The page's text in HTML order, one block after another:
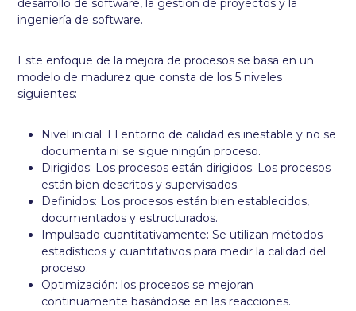
desarrollo de software, la gestión de proyectos y la
ingeniería de software.
Este enfoque de la mejora de procesos se basa en un
modelo de madurez que consta de los 5 niveles
siguientes:
Nivel inicial: El entorno de calidad es inestable y no se
documenta ni se sigue ningún proceso.
Dirigidos: Los procesos están dirigidos: Los procesos
están bien descritos y supervisados.
Definidos: Los procesos están bien establecidos,
documentados y estructurados.
Impulsado cuantitativamente: Se utilizan métodos
estadísticos y cuantitativos para medir la calidad del
proceso.
Optimización: los procesos se mejoran
continuamente basándose en las reacciones.